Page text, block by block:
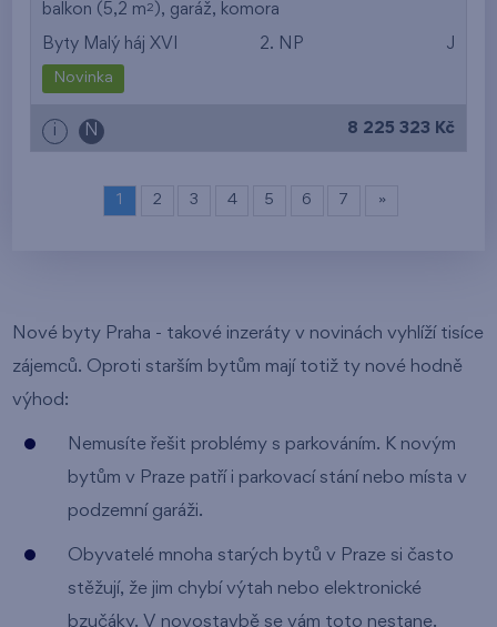
balkon (5,2 m2 ), garáž, komora
Byty Malý háj XVI 2. NP J
Novinka
i N 8 225 323 Kč
1 2 3 4 5 6 7 »
Nové byty Praha - takové inzeráty v novinách vyhlíží tisíce
zájemců. Oproti starším bytům mají totiž ty nové hodně
výhod:
Nemusíte řešit problémy s parkováním. K novým
bytům v Praze patří i parkovací stání nebo místa v
podzemní garáži.
Obyvatelé mnoha starých bytů v Praze si často
stěžují, že jim chybí výtah nebo elektronické
bzučáky. V novostavbě se vám toto nestane.